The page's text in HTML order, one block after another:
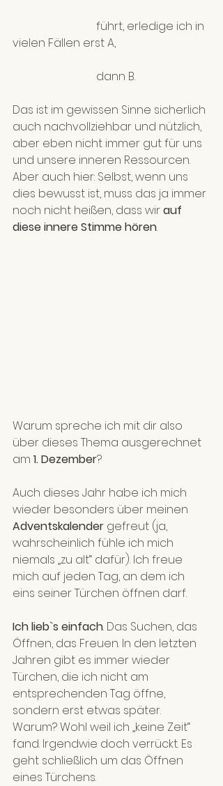
			dann B.
Das ist im gewissen Sinne sicherlich
auch nachvollziehbar und nützlich,
aber eben nicht immer gut für uns
und unsere inneren Ressourcen.
Aber auch hier: Selbst, wenn uns
dies bewusst ist, muss das ja immer
noch nicht heißen, dass wir auf
diese innere Stimme hören.
Warum spreche ich mit dir also
über dieses Thema ausgerechnet
am 1. Dezember?
Auch dieses Jahr habe ich mich
wieder besonders über meinen
Adventskalender gefreut (ja,
wahrscheinlich fühle ich mich
niemals „zu alt“ dafür). Ich freue
mich auf jeden Tag, an dem ich
eins seiner Türchen öffnen darf.
Ich lieb`s einfach. Das Suchen, das
Öffnen, das Freuen. In den letzten
Jahren gibt es immer wieder
Türchen, die ich nicht am
entsprechenden Tag öffne,
sondern erst etwas später.
Warum? Wohl weil ich „keine Zeit“
fand. Irgendwie doch verrückt. Es
geht schließlich um das Öffnen
eines Türchens.